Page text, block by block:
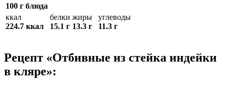
100 г блюда
ккал
224.7 ккал
белки
15.1 г
жиры
13.3 г
углеводы
11.3 г
Рецепт «Отбивные из стейка индейки
в кляре»: